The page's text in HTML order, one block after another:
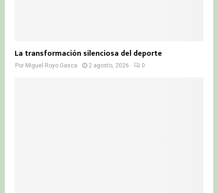
La transformación silenciosa del deporte
Por Miguel Royo Gasca 2 agosto, 2026 0